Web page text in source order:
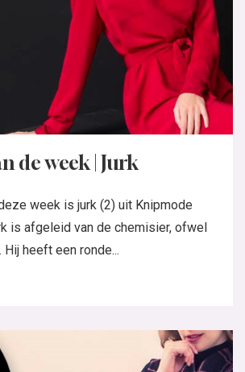
de week | Jurk
week is jurk (2) uit Knipmode
is afgeleid van de chemisier, ofwel
heeft een ronde...